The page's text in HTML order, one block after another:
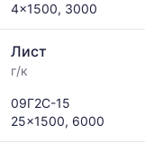
4x1500, 3000
Лист
г/к
09Г2С-15
25x1500, 6000